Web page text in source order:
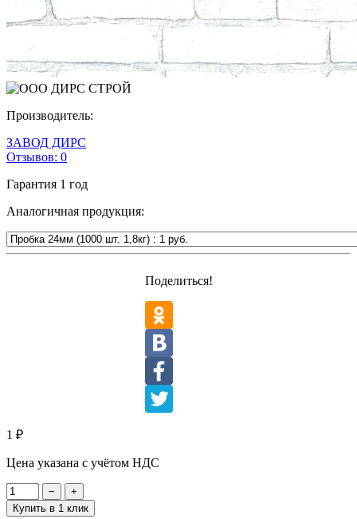
Производитель:
ЗАВОД ДИРС
Отзывов: 0
Гарантия 1 год
Аналогичная продукция:
Поделиться!
1 ₽
Цена указана с учётом НДС
−
+
Купить в 1 клик